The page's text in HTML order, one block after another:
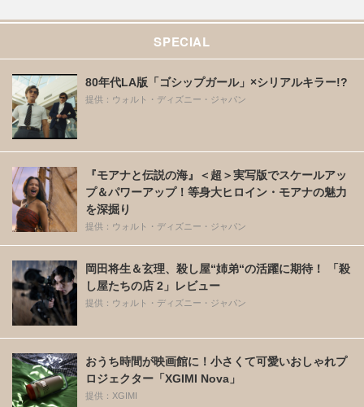
SPECIAL
80年代LA版「ゴシップガール」×シリアルキラー!?
提供：ウォルト・ディズニー・ジャパン
『モアナと伝説の海』＜超＞実写版でスケールアッ
プ＆パワーアップ！等身大ヒロイン・モアナの魅力
を深掘り
提供：ウォルト・ディズニー・ジャパン
岡田将生＆玄理、殺し屋“姉弟“の活躍に期待！ 「殺
し屋たちの店 2」レビュー
提供：ウォルト・ディズニー・ジャパン
おうち時間が映画館に！小さくて可愛いおしゃれプ
ロジェクター「XGIMI Nova」
提供：XGIMI